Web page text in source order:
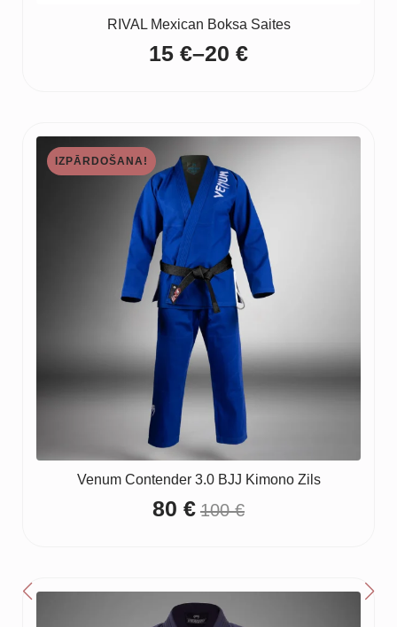
RIVAL Mexican Boksa Saites
15 €–20 €
Price
through
20 €
IZPĀRDOŠANA!
Venum Contender 3.0 BJJ Kimono Zils
100€
Original
100 €.
80€Current
80 €.